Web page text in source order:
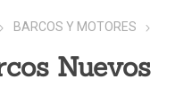
BARCOS Y MOTORES
Nuevos